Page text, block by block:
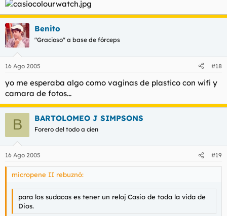
Benito
"Gracioso" a base de fórceps
16 Ago 2005 #18
yo me esperaba algo como vaginas de plastico con wifi y
camara de fotos...
B BARTOLOMEO J SIMPSONS
Forero del todo a cien
16 Ago 2005 #19
micropene II rebuznó:
para los sudacas es tener un reloj Casio de toda la vida de
Dios.